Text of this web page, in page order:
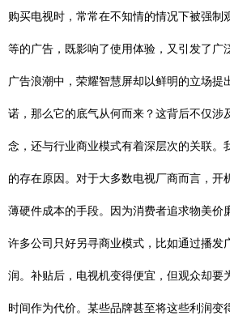
购买电视时，常常在不知情的情况下被强制
等的广告，既影响了使用体验，又引发了广
广告浪潮中，荣耀智慧屏却以鲜明的立场提
诺，那么它的底气从何而来？这背后不仅涉
念，还与行业商业模式有着深层次的关联。
的存在原因。对于大多数电视厂商而言，开
薄硬件成本的手段。因为消费者追求物美价
许多公司只好另寻商业模式，比如通过播发
润。补贴后，电视机变得便宜，但观众却要
时间作为代价。某些品牌甚至将这些利润变